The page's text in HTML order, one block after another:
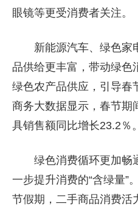
眼镜等更受消费者关注。
新能源汽车、绿色家
品供给更丰富，带动绿色
绿色农产品供应，引导春
商务大数据显示，春节期
具销售额同比增长23.2％。
绿色消费循环更加畅
一步提升消费的“含绿量”
节假期，二手商品消费活